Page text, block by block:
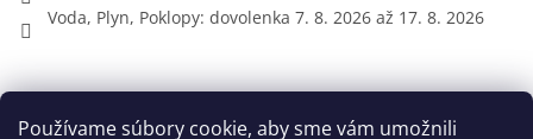
Používame súbory cookie, aby sme vám umožnili
Voda, Plyn, Poklopy: dovolenka 7. 8. 2026 až 17. 8. 2026